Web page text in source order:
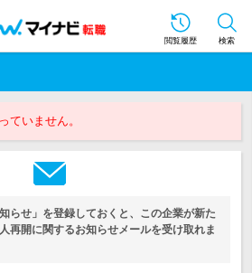
閲覧履歴 検索
ていません。
らせ」を登録しておくと、この企業が新た
再開に関するお知らせメールを受け取れま